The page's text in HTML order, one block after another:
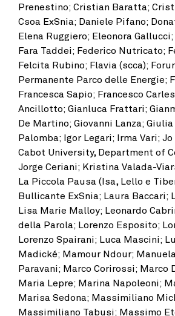
Prenestino; Cristian Baratta;
Csoa ExSnia; Daniele Pifano;
Elena Ruggiero; Eleonora
Fara Taddei; Federico Nutricato;
Felcita Rubino; Flavia (scca);
Permanente Parco delle Energie;
Francesca Sapio; Francesco
Ancillotto; Gianluca Frattari;
De Martino; Giovanni Lanza;
Palomba; Igor Legari; Irma Vari;
Cabot University, Department of
Jorge Ceriani; Kristina Valada-
La Piccola Pausa (Isa, Lello e
Bullicante ExSnia; Laura Baccari;
Lisa Marie Malloy; Leonardo
della Parola; Lorenzo Esposito;
Lorenzo Spairani; Luca Mascini;
Madické; Mamour Ndour;
Paravani; Marco Corirossi; Marco
Maria Lepre; Marina Napoleoni;
Marisa Sedona; Massimiliano
Massimiliano Tabusi; Massimo